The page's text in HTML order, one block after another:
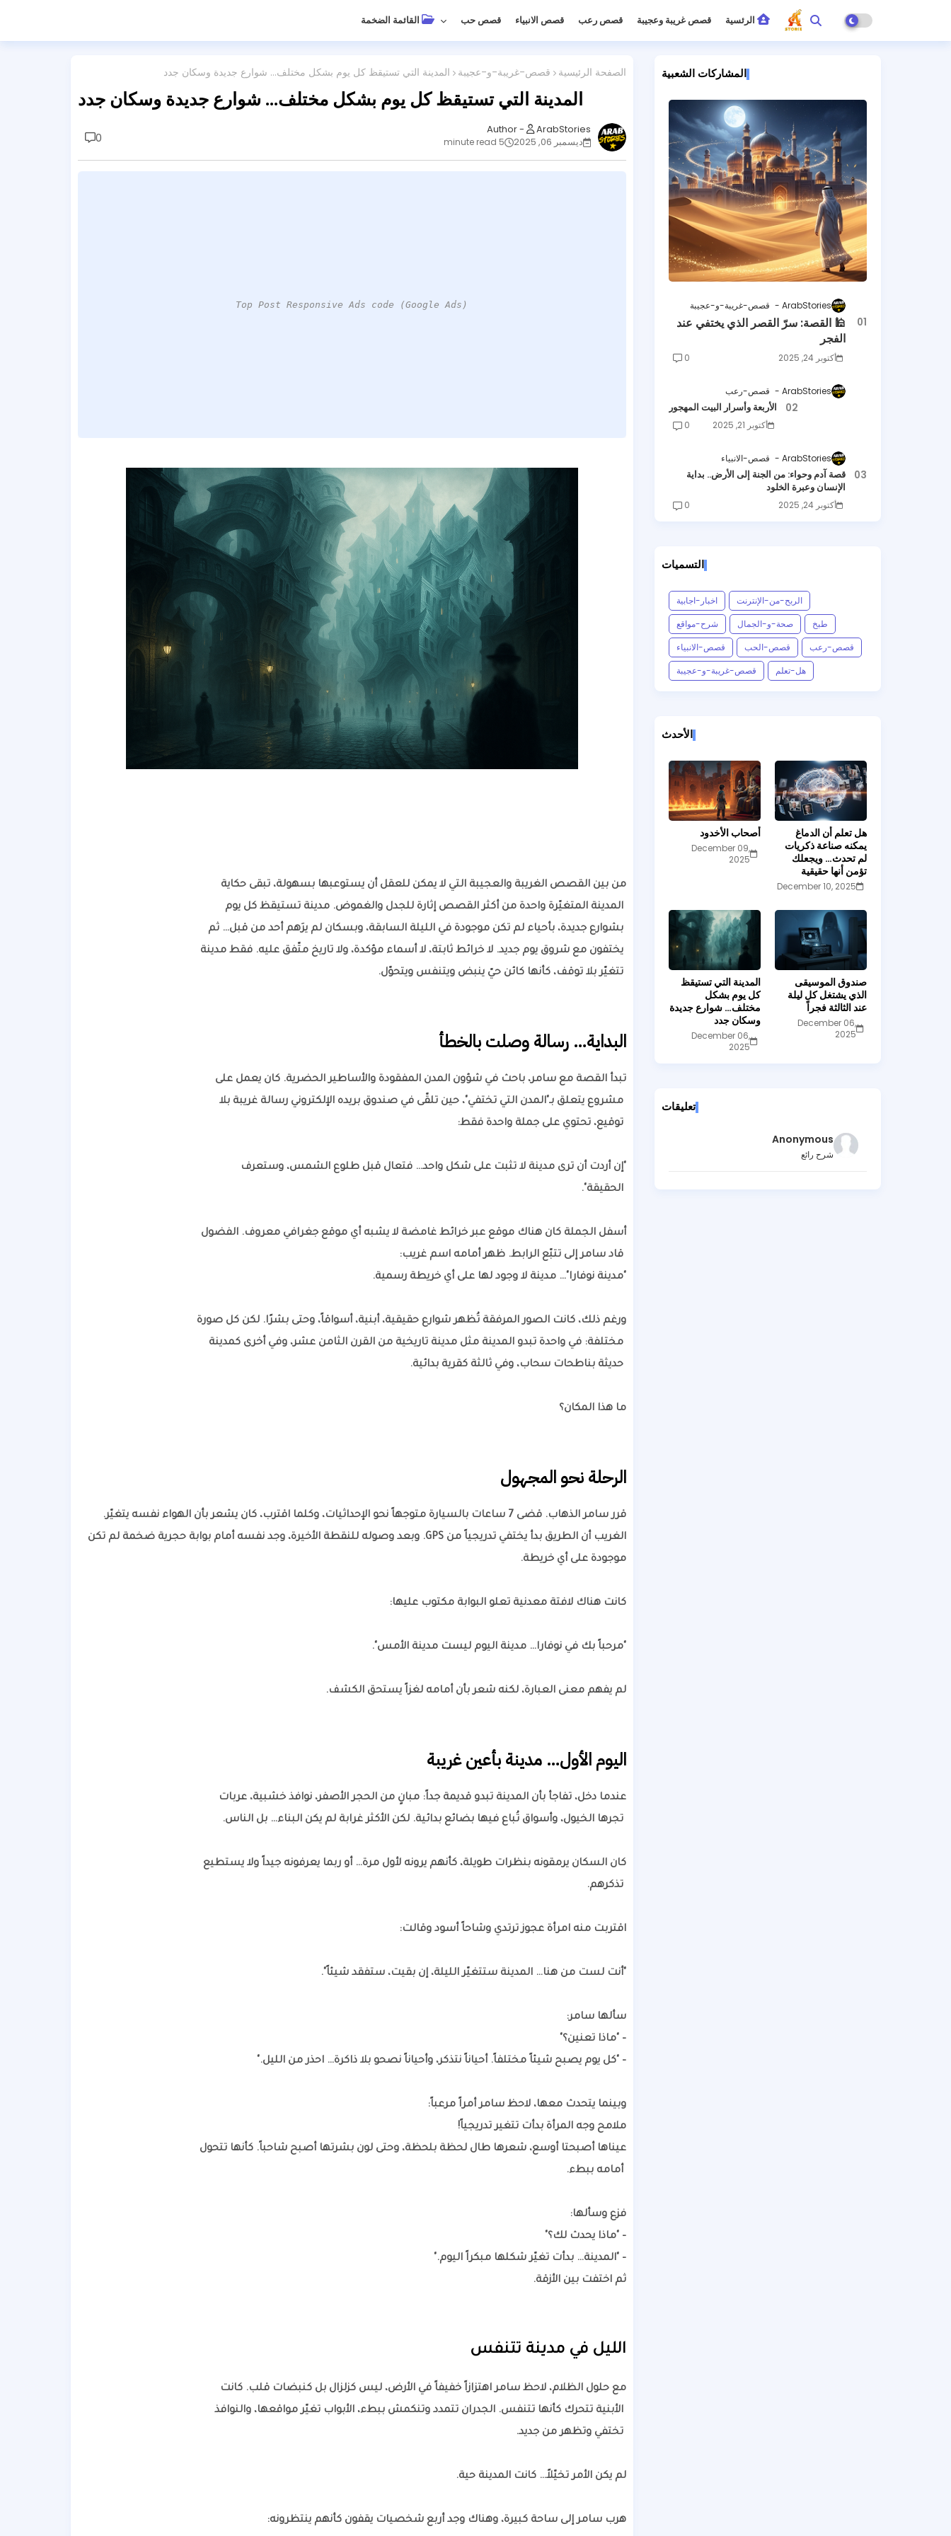
الرئسية قصص غريبة وعجيبة قصص رعب قصص الانبياء قصص حب القائمة الضخمة
الصفحة الرئيسية قصص-غريبة-و-عجيبة المدينة التي تستيقظ كل يوم بشكل مختلف… شوارع جديدة وسكان جدد
المدينة التي تستيقظ كل يوم بشكل مختلف… شوارع جديدة وسكان جدد
ArabStories
ديسمبر 06, 2025
5 minute read
0
Top Post Responsive Ads code (Google Ads)
من بين القصص الغريبة والعجيبة التي لا يمكن للعقل أن يستوعبها بسهولة، تبقى حكاية
المدينة المتغيّرة واحدة من أكثر القصص إثارة للجدل والغموض. مدينة تستيقظ كل يوم
بشوارع جديدة، بأحياء لم تكن موجودة في الليلة السابقة، وبسكان لم يرَهم أحد من قبل… ثم
يختفون مع شروق يوم جديد. لا خرائط ثابتة، لا أسماء مؤكدة، ولا تاريخ متّفق عليه. فقط مدينة
تتغيّر بلا توقف، كأنها كائن حيّ ينبض ويتنفس ويتحوّل.
البداية… رسالة وصلت بالخطأ
تبدأ القصة مع سامر، باحث في شؤون المدن المفقودة والأساطير الحضرية. كان يعمل على
مشروع يتعلق بـ"المدن التي تختفي"، حين تلقّى في صندوق بريده الإلكتروني رسالة غريبة بلا
توقيع، تحتوي على جملة واحدة فقط:
"إن أردت أن ترى مدينة لا تثبت على شكل واحد… فتعال قبل طلوع الشمس، وستعرف
الحقيقة".
أسفل الجملة كان هناك موقع عبر خرائط غامضة لا يشبه أي موقع جغرافي معروف. الفضول
قاد سامر إلى تتبّع الرابط. ظهر أمامه اسم غريب:
"مدينة نوفارا"… مدينة لا وجود لها على أي خريطة رسمية.
ورغم ذلك، كانت الصور المرفقة تُظهر شوارع حقيقية، أبنية، أسواقاً، وحتى بشرًا. لكن كل صورة
مختلفة: في واحدة تبدو المدينة مثل مدينة تاريخية من القرن الثامن عشر، وفي أخرى كمدينة
حديثة بناطحات سحاب، وفي ثالثة كقرية بدائية.
ما هذا المكان؟
الرحلة نحو المجهول
قرر سامر الذهاب. قضى 7 ساعات بالسيارة متوجهاً نحو الإحداثيات، وكلما اقترب، كان يشعر بأن الهواء نفسه يتغيّر.
الغريب أن الطريق بدأ يختفي تدريجياً من GPS. وبعد وصوله للنقطة الأخيرة، وجد نفسه أمام بوابة حجرية ضخمة لم تكن
موجودة على أي خريطة.
كانت هناك لافتة معدنية تعلو البوابة مكتوب عليها:
"مرحباً بك في نوفارا… مدينة اليوم ليست مدينة الأمس".
لم يفهم معنى العبارة، لكنه شعر بأن أمامه لغزاً يستحق الكشف.
اليوم الأول… مدينة بأعين غريبة
عندما دخل، تفاجأ بأن المدينة تبدو قديمة جداً: مبانٍ من الحجر الأصفر، نوافذ خشبية، عربات
تجرها الخيول، وأسواق تُباع فيها بضائع بدائية. لكن الأكثر غرابة لم يكن البناء… بل الناس.
كان السكان يرمقونه بنظرات طويلة، كأنهم يرونه لأول مرة… أو ربما يعرفونه جيداً ولا يستطيع
تذكرهم.
اقتربت منه امرأة عجوز ترتدي وشاحاً أسود وقالت:
"أنت لست من هنا… المدينة ستتغيّر الليلة، إن بقيت، ستفقد شيئاً".
سألها سامر:
– "ماذا تعنين؟"
– "كل يوم يصبح شيئاً مختلفاً. أحياناً نتذكر، وأحياناً نصحو بلا ذاكرة… احذر من الليل."
وبينما يتحدث معها، لاحظ سامر أمراً مرعباً:
ملامح وجه المرأة بدأت تتغير تدريجياً!
عيناها أصبحتا أوسع، شعرها طال لحظة بلحظة، وحتى لون بشرتها أصبح شاحباً. كأنها تتحول
أمامه ببطء.
فزع وسألها:
– "ماذا يحدث لك؟"
– "المدينة… بدأت تغيّر شكلها مبكراً اليوم."
ثم اختفت بين الأزقة.
الليل في مدينة تتنفس
مع حلول الظلام، لاحظ سامر اهتزازاً خفيفاً في الأرض، ليس كزلزال بل كنبضات قلب. كانت
الأبنية تتحرك كأنها تتنفس. الجدران تتمدد وتنكمش ببطء، الأبواب تغيّر مواقعها، والنوافذ
تختفي وتظهر من جديد.
لم يكن الأمر تخيّلاً… كانت المدينة حية.
هرب سامر إلى ساحة كبيرة، وهناك وجد أربع شخصيات يقفون كأنهم ينتظرونه:
المشاركات الشعبية
ArabStories قصص-غريبة-و-عجيبة
🕌 القصة: سرّ القصر الذي يختفي عند
الفجر
أكتوبر 24, 2025 0
ArabStories قصص-رعب
الأربعة وأسرار البيت المهجور
أكتوبر 21, 2025 0
ArabStories قصص-الانبياء
قصة آدم وحواء: من الجنة إلى الأرض.. بداية
الإنسان وعبرة الخلود
أكتوبر 24, 2025 0
التسميات
اخبار-اجابية
الربح-من-الإنترنت
شرح-مواقع
صحة-و-الجمال
طبخ
قصص-الانبياء
قصص-الحب
قصص-رعب
قصص-غريبة-و-عجيبة
هل-تعلم
الأحدث
هل تعلم أن الدماغ
يمكنه صناعة ذكريات
لم تحدث… ويجعلك
تؤمن أنها حقيقية
December 10, 2025
أصحاب الأخدود
December 09,
2025
صندوق الموسيقى
الذي يشتغل كل ليلة
عند الثالثة فجراً
December 06,
2025
المدينة التي تستيقظ
كل يوم بشكل
مختلف… شوارع جديدة
وسكان جدد
December 06,
2025
تعليقات
Anonymous
شرح رائع